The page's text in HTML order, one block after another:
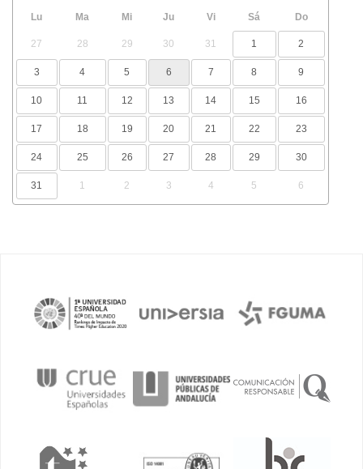
Lu Ma Mi Ju Vi Sá Do
27 28 29 30 31 1 2
3 4 5 6 7 8 9
10 11 12 13 14 15 16
17 18 19 20 21 22 23
24 25 26 27 28 29 30
31 1 2 3 4 5 6